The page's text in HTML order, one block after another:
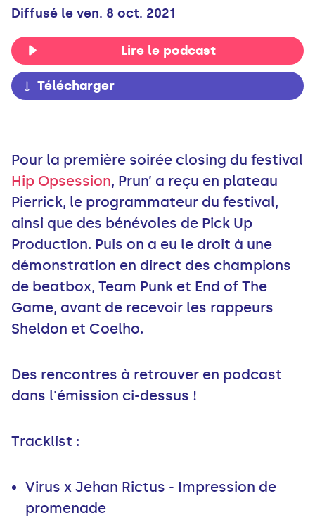
Diffusé le ven. 8 oct. 2021
Lire le podcast
Télécharger
Pour la première soirée closing du festival
Hip Opsession, Prun’ a reçu en plateau
Pierrick, le programmateur du festival,
ainsi que des bénévoles de Pick Up
Production. Puis on a eu le droit à une
démonstration en direct des champions
de beatbox, Team Punk et End of The
Game, avant de recevoir les rappeurs
Sheldon et Coelho.
Des rencontres à retrouver en podcast
dans l'émission ci-dessus !
Tracklist :
Virus x Jehan Rictus - Impression de
promenade